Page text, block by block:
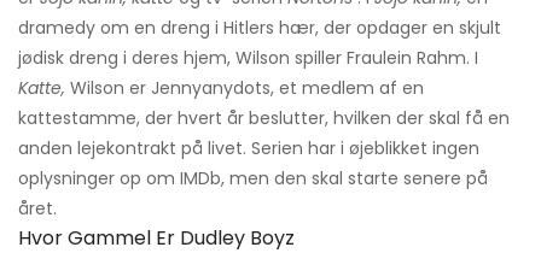
dramedy om en dreng i Hitlers hær, der opdager en skjult
jødisk dreng i deres hjem, Wilson spiller Fraulein Rahm. I
Katte, Wilson er Jennyanydots, et medlem af en
kattestamme, der hvert år beslutter, hvilken der skal få en
anden lejekontrakt på livet. Serien har i øjeblikket ingen
oplysninger op om IMDb, men den skal starte senere på
året.
Hvor Gammel Er Dudley Boyz